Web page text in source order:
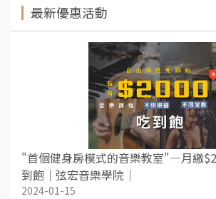
最新優惠活動
"首個健身房模式的音樂教室"—月繳
到飽｜弦宏音樂學院｜
2024-01-15